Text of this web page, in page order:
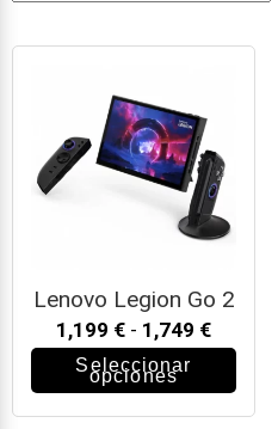
Lenovo Legion Go 2
1,199 € - 1,749 €
Seleccionar
opciones